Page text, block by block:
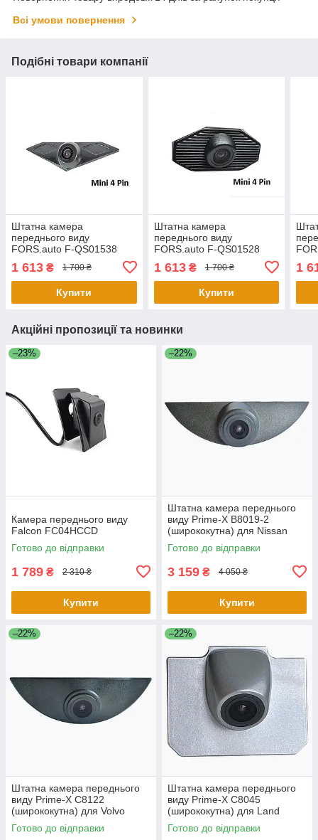
Всі умови повернення
Подібні товари компанії
Штатна камера
переднього виду
FORS.auto F-QS01538
(CVBS/AHD-Mini 4 Pin)
2016
1 613 ₴ 1 700 ₴
Купити
Штатна камера
переднього виду
FORS.auto F-QS01528
(CVBS/AHD-Mini 4 Pin)
2015-2016
1 613₴ 1 700 ₴
Купити
1
Акційні пропозиції та новинки
–23%
Камера переднього виду
Falcon FC04HCCD
Готово до відправки
1 789 ₴ 2 310 ₴
Купити
–22%
Штатна камера переднього
виду Prime-X B8019-2
(ширококутна) для Nissan
Qashqai/Volvo S60, XC60
Готово до відправки
3 159 ₴ 4 050 ₴
Купити
–22%
Штатна камера переднього
виду Prime-X C8122
(ширококутна) для Volvo
(універсальна)
Готово до відправки
–22%
Штатна камера переднього
виду Prime-X C8045
(ширококутна) для Land
Rover Range Rover 2015 -
2016
Готово до відправки